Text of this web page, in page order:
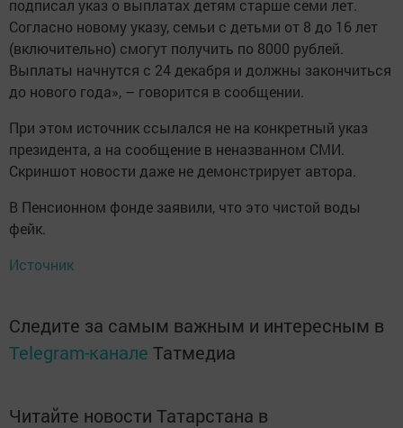
подписал указ о выплатах детям старше семи лет.
Согласно новому указу, семьи с детьми от 8 до 16 лет
(включительно) смогут получить по 8000 рублей.
Выплаты начнутся с 24 декабря и должны закончиться
до нового года», – говорится в сообщении.
При этом источник ссылался не на конкретный указ
президента, а на сообщение в неназванном СМИ.
Скриншот новости даже не демонстрирует автора.
В Пенсионном фонде заявили, что это чистой воды
фейк.
Источник
Следите за самым важным и интересным в
Telegram-канале Татмедиа
Читайте новости Татарстана в